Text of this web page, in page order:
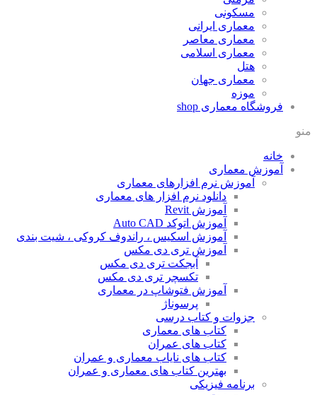
مسکونی
معماری ایرانی
معماری معاصر
معماری اسلامی
معماری جهان
معماریshop
معماری
آموزش نرم افزارهای معماری
دانلود نرم افزار های معماری
آموزش اتوکد Auto CAD
آموزش اسکیس ، راندوف کروکی ، شیت بندی
آموزش تری دی مکس
آبجکت تری دی مکس
تکسچر تری دی مکس
آموزش فتوشاپ در معماری
جزوات و کتاب درسی
کتاب های معماری
کتاب های عمران
کتاب های نایاب معماری و عمران
بهترین کتاب های معماری و عمران
برنامه فیزیکی